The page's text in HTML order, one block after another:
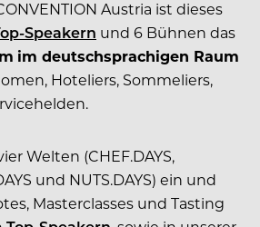
Austria ist dieses
Speakern und 6 Bühnen das
im deutschsprachigen Raum
Hoteliers, Sommeliers,
Welten (CHEF.DAYS,
und NUTS.DAYS) ein und
Masterclasses und Tasting